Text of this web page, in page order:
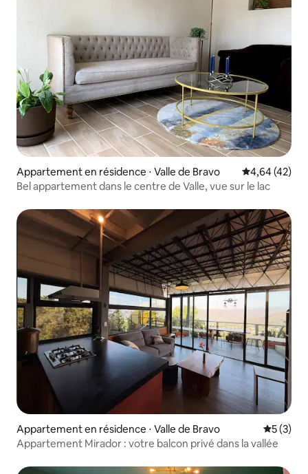
Appartement en résidence ⋅ Valle de Bravo Évaluation
4,64 (42)
Bel appartement dans le centre de Valle, vue sur le lac
Appartement en résidence ⋅ Valle de Bravo
5 (3)
Appartement Mirador : votre balcon privé dans la vallée